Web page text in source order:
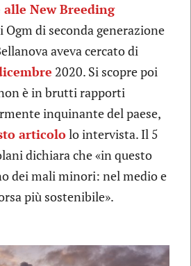
New Breeding
Ogm di seconda generazione
aveva cercato di
2020. Si scopre poi
è in brutti rapporti
inquinante del paese,
articololo intervista. Il 5
dichiara che «in questo
dei mali minori: nel medio e
più sostenibile».